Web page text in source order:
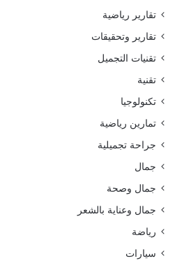
تقارير رياضية
تقارير وتحقيقات
تقنيات التجميل
تقنية
تكنولوجيا
تمارين رياضية
جراحة تجميلية
جمال
جمال وصحة
جمال وعناية بالشعر
رياضة
سيارات